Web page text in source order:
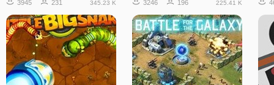
3945 231 345.23 K 3246 196 225.41 K